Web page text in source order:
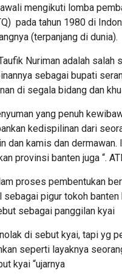
mengikuti lomba
pada tahun 1980 di
(terpanjang di dunia).
Nuriman adalah
sebagai bupati
di segala bidang dan
yang penuh
kedispilinan dari
dan kamis dan
provinsi banten juga “.
proses pembentukan
sebagai pigur tokoh
sebagai panggilan kyai
di sebut kyai, tapi yg
seperti layaknya
kyai “ujarnya